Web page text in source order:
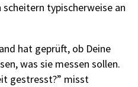
typischerweise an
hat geprüft, ob Deine
was sie messen sollen.
gestresst?” misst